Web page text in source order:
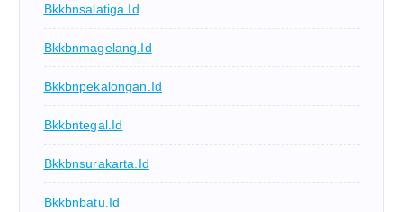
Bkkbnsalatiga.id
Bkkbnmagelang.id
Bkkbnpekalongan.id
Bkkbntegal.id
Bkkbnsurakarta.id
Bkkbnbatu.id